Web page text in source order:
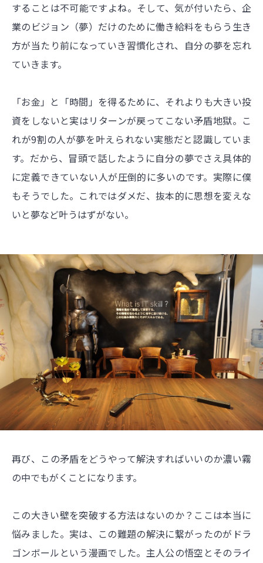
することは不可能ですよね。そして、気が付いたら、企
業のビジョン（夢）だけのために働き給料をもらう生き
方が当たり前になっていき習慣化され、自分の夢を忘れ
ていきます。
「お金」と「時間」を得るために、それよりも大きい投
資をしないと実はリターンが戻ってこない矛盾地獄。こ
れが9割の人が夢を叶えられない実態だと認識していま
す。だから、冒頭で話したように自分の夢でさえ具体的
に定義できていない人が圧倒的に多いのです。実際に僕
もそうでした。これではダメだ、抜本的に思想を変えな
いと夢など叶うはずがない。
再び、この矛盾をどうやって解決すればいいのか濃い霧
の中でもがくことになります。
この大きい壁を突破する方法はないのか？ここは本当に
悩みました。実は、この難題の解決に繋がったのがドラ
ゴンボールという漫画でした。主人公の悟空とそのライ